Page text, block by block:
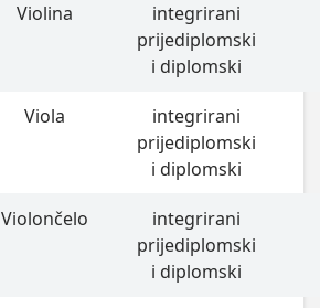
Violina
integrirani
prijediplomski
i diplomski
Viola
integrirani
prijediplomski
i diplomski
Violončelo
integrirani
prijediplomski
i diplomski